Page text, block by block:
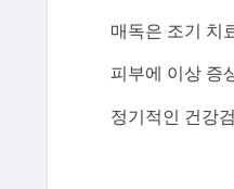
매독은 조기 치
피부에 이상 증
정기적인 건강